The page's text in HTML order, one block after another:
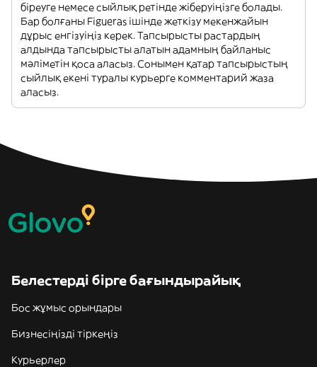
біреуге немесе сыйлық ретінде жіберуіңізге болады.
Бар болғаны Figueras ішінде жеткізу мекенжайын
дұрыс енгізуіңіз керек. Тапсырысты растардың
алдында тапсырысты алатын адамның байланыс
мәліметін қоса аласыз. Сонымен қатар тапсырыстың
сыйлық екені туралы курьерге комментарий жаза
аласыз.
Белестерді бірге бағындырайық
Бос жұмыс орындары
Бизнесіңізді тіркеңіз
Курьерлер